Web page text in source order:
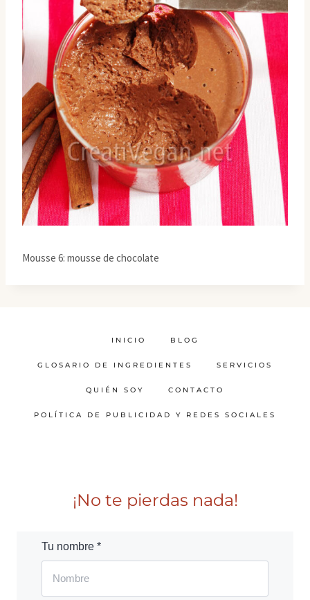
Mousse 6: mousse de chocolate
INICIO BLOG
GLOSARIO DE INGREDIENTES SERVICIOS
QUIÉN SOY CONTACTO
POLÍTICA DE PUBLICIDAD Y REDES SOCIALES
¡No te pierdas nada!
Tu nombre *